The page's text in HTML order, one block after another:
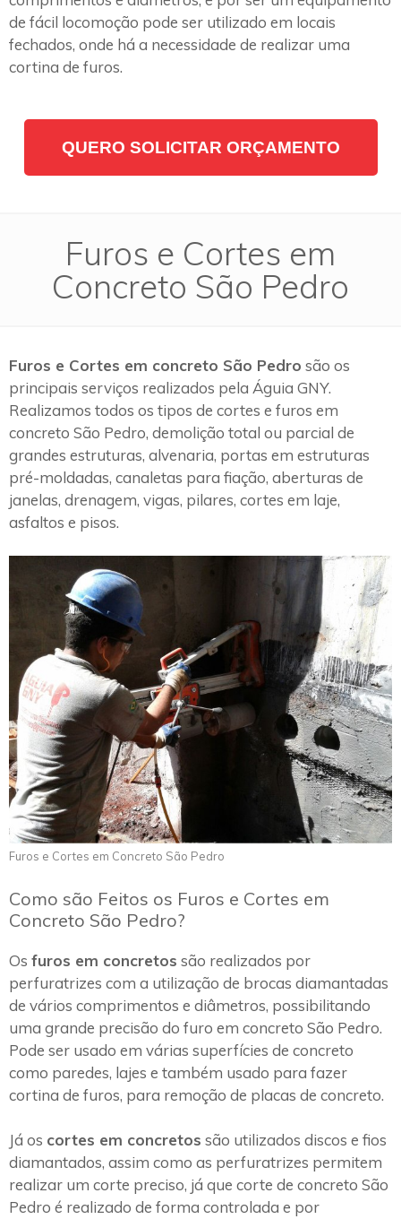
de fácil locomoção pode ser utilizado em locais
fechados, onde há a necessidade de realizar uma
cortina de furos.
QUERO SOLICITAR ORÇAMENTO
Furos e Cortes em
Concreto São Pedro
Furos e Cortes em concreto São Pedro são os
principais serviços realizados pela Águia GNY.
Realizamos todos os tipos de cortes e furos em
concreto São Pedro, demolição total ou parcial de
grandes estruturas, alvenaria, portas em estruturas
pré-moldadas, canaletas para fiação, aberturas de
janelas, drenagem, vigas, pilares, cortes em laje,
asfaltos e pisos.
Furos e Cortes em Concreto São Pedro
Como são Feitos os Furos e Cortes em
Concreto São Pedro?
Os furos em concretos são realizados por
perfuratrizes com a utilização de brocas diamantadas
de vários comprimentos e diâmetros, possibilitando
uma grande precisão do furo em concreto São Pedro.
Pode ser usado em várias superfícies de concreto
como paredes, lajes e também usado para fazer
cortina de furos, para remoção de placas de concreto.
Já os cortes em concretos são utilizados discos e fios
diamantados, assim como as perfuratrizes permitem
realizar um corte preciso, já que corte de concreto São
Pedro é realizado de forma controlada e por